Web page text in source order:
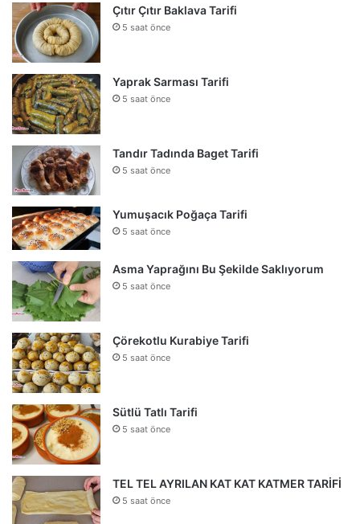
Çıtır Çıtır Baklava Tarifi
5 saat önce
Yaprak Sarması Tarifi
5 saat önce
Tandır Tadında Baget Tarifi
5 saat önce
Yumuşacık Poğaça Tarifi
5 saat önce
Asma Yaprağını Bu Şekilde Saklıyorum
5 saat önce
Çörekotlu Kurabiye Tarifi
5 saat önce
Sütlü Tatlı Tarifi
5 saat önce
TEL TEL AYRILAN KAT KAT KATMER TARİFİ
5 saat önce